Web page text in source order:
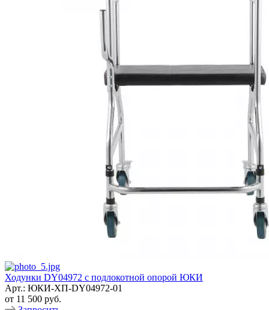
Ходунки DY04972 с подлокотной опорой ЮКИ
Арт.: ЮКИ-ХП-DY04972-01
от 11 500 руб.